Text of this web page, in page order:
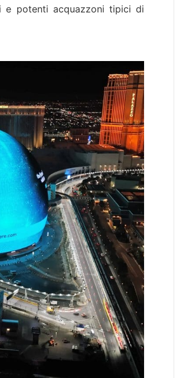
e potenti acquazzoni tipici di